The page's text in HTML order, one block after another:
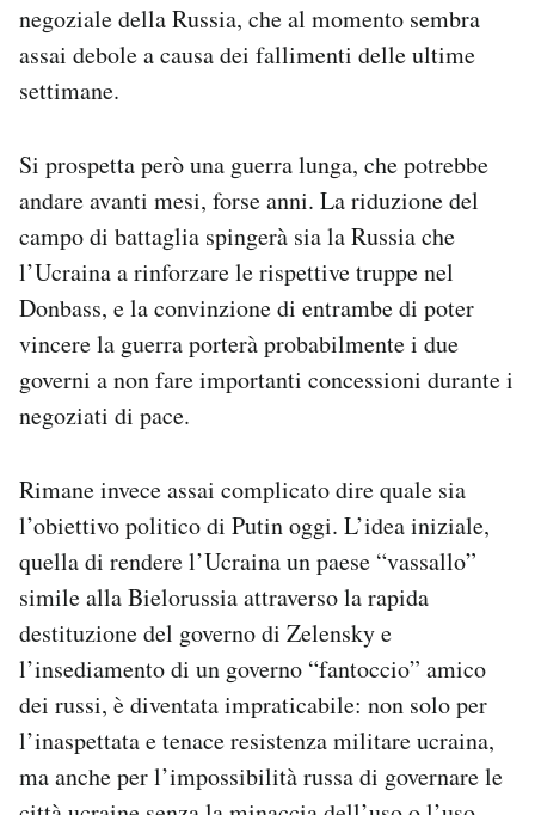
negoziale della Russia, che al momento sembra
assai debole a causa dei fallimenti delle ultime
settimane.
Si prospetta però una guerra lunga, che potrebbe
andare avanti mesi, forse anni. La riduzione del
campo di battaglia spingerà sia la Russia che
l’Ucraina a rinforzare le rispettive truppe nel
Donbass, e la convinzione di entrambe di poter
vincere la guerra porterà probabilmente i due
governi a non fare importanti concessioni durante i
negoziati di pace.
Rimane invece assai complicato dire quale sia
l’obiettivo politico di Putin oggi. L’idea iniziale,
quella di rendere l’Ucraina un paese “vassallo”
simile alla Bielorussia attraverso la rapida
destituzione del governo di Zelensky e
l’insediamento di un governo “fantoccio” amico
dei russi, è diventata impraticabile: non solo per
l’inaspettata e tenace resistenza militare ucraina,
ma anche per l’impossibilità russa di governare le